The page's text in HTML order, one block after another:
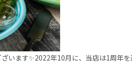
います✨2022年10月に、当店は1周年